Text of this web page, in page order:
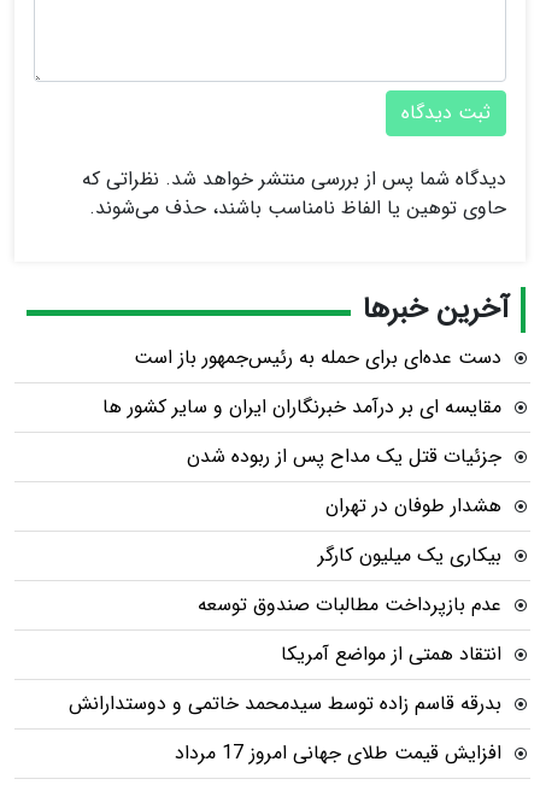
ثبت دیدگاه
دیدگاه شما پس از بررسی منتشر خواهد شد. نظراتی که
حاوی توهین یا الفاظ نامناسب باشند، حذف می‌شوند.
آخرین خبرها
دست عده‌ای برای حمله به رئیس‌جمهور باز است
مقایسه ای بر درآمد خبرنگاران ایران و سایر کشور ها
جزئیات قتل یک مداح پس از ربوده شدن
هشدار طوفان در تهران
بیکاری یک میلیون کارگر
عدم بازپرداخت مطالبات صندوق توسعه
انتقاد همتی از مواضع آمریکا
بدرقه قاسم زاده توسط سیدمحمد خاتمی و دوستدارانش
افزایش قیمت طلای جهانی امروز 17 مرداد